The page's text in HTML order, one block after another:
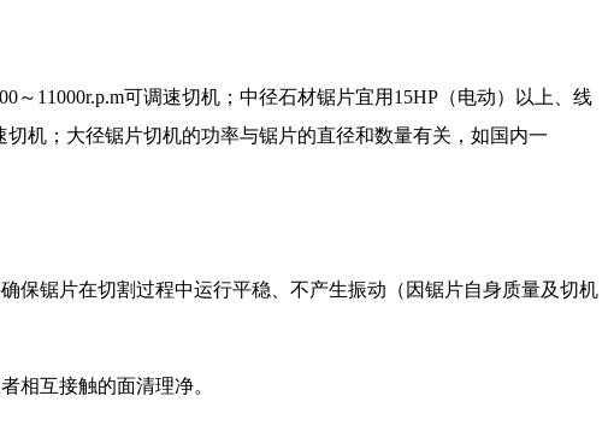
11000r.p.m可调速切机；中径石材锯片宜用15HP（电动）以上、线
切机；大径锯片切机的功率与锯片的直径和数量有关，如国内一
锯片在切割过程中运行平稳、不产生振动（因锯片自身质量及切机
互接触的面清理净。